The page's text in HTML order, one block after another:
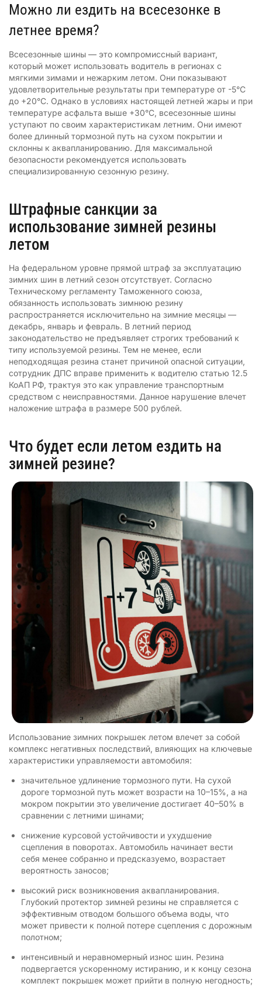
Можно ли ездить на всесезонке в
летнее время?
Всесезонные шины — это компромиссный вариант,
который может использовать водитель в регионах с
мягкими зимами и нежарким летом. Они показывают
удовлетворительные результаты при температуре от -5°C
до +20°C. Однако в условиях настоящей летней жары и при
температуре асфальта выше +30°C, всесезонные шины
уступают по своим характеристикам летним. Они имеют
более длинный тормозной путь на сухом покрытии и
склонны к аквапланированию. Для максимальной
безопасности рекомендуется использовать
специализированную сезонную резину.
Штрафные санкции за
использование зимней резины
летом
На федеральном уровне прямой штраф за эксплуатацию
зимних шин в летний сезон отсутствует. Согласно
Техническому регламенту Таможенного союза,
обязанность использовать зимнюю резину
распространяется исключительно на зимние месяцы —
декабрь, январь и февраль. В летний период
законодательство не предъявляет строгих требований к
типу используемой резины. Тем не менее, если
неподходящая резина станет причиной опасной ситуации,
сотрудник ДПС вправе применить к водителю статью 12.5
КоАП РФ, трактуя это как управление транспортным
средством с неисправностями. Данное нарушение влечет
наложение штрафа в размере 500 рублей.
Что будет если летом ездить на
зимней резине?
Использование зимних покрышек летом влечет за собой
комплекс негативных последствий, влияющих на ключевые
характеристики управляемости автомобиля:
значительное удлинение тормозного пути. На сухой
дороге тормозной путь может возрасти на 10–15%, а на
мокром покрытии это увеличение достигает 40–50% в
сравнении с летними шинами;
снижение курсовой устойчивости и ухудшение
сцепления в поворотах. Автомобиль начинает вести
себя менее собранно и предсказуемо, возрастает
вероятность заносов;
высокий риск возникновения аквапланирования.
Глубокий протектор зимней резины не справляется с
эффективным отводом большого объема воды, что
может привести к полной потере сцепления с дорожным
полотном;
интенсивный и неравномерный износ шин. Резина
подвергается ускоренному истиранию, и к концу сезона
комплект покрышек может прийти в полную негодность;